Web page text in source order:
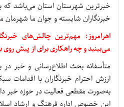
خبرترین شهرستان استان می‌باشد که
خبرنگاران شایسته و جوان ما
اهرامروز: مهم‌ترین چالش‌های
می‌بینید و چه راهکاری برای از پیش
متأسفانه بحث اطلاع‌رسانی و خبر
ارزش احترام خبرنگاران با اقدامات
به‌صورت مقطعی فعالیت در حوزه خبر
این خصوص اداره فرهنگ و ارشاد